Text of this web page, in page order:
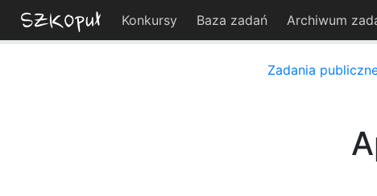
Konkursy Baza zadań Archiwum
Zadania